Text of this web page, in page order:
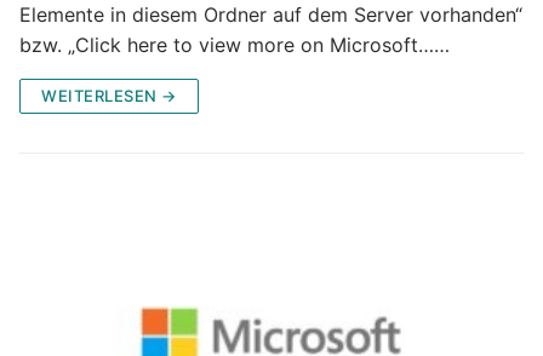
Elemente in diesem Ordner auf dem Server vorhanden“
bzw. „Click here to view more on Microsoft……
WEITERLESEN →